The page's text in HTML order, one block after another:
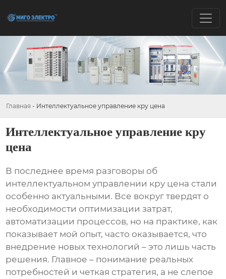
Главная - Интеллектуальное управление кру цена
Интеллектуальное управление кру
цена
В последнее время разговоры об
интеллектуальном управлении кру цена стали
особенно актуальными. Все вокруг твердят о
необходимости оптимизации затрат,
автоматизации процессов, но на практике, как
показывает мой опыт, часто оказывается, что
внедрение новых технологий – это лишь часть
решения. Главное – понимание реальных
потребностей и четкая стратегия, а не слепое